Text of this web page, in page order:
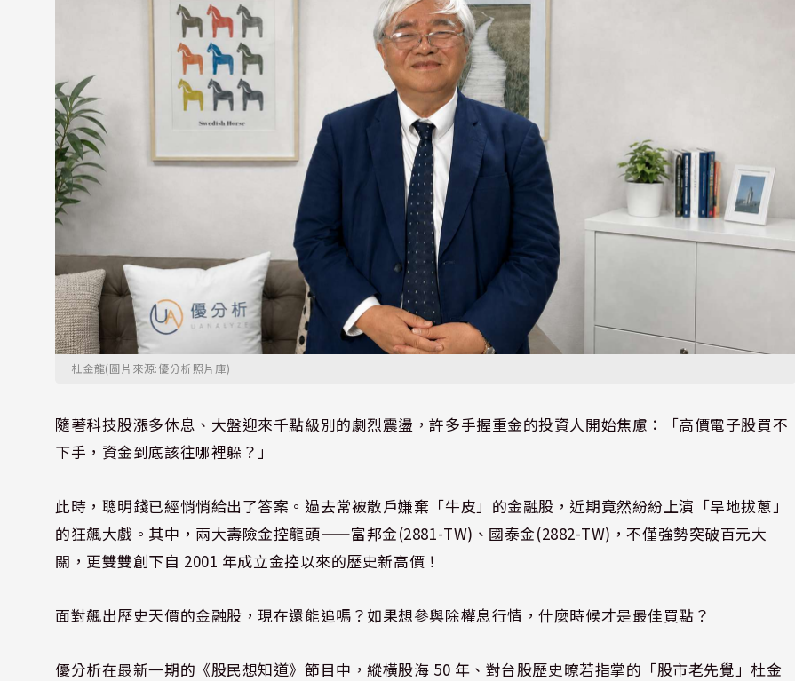
杜金龍(圖片來源:優分析照片庫)
隨著科技股漲多休息、大盤迎來千點級別的劇烈震盪，許多手握重金的投資人開始焦慮：「高價電子股買不
下手，資金到底該往哪裡躲？」
此時，聰明錢已經悄悄給出了答案。過去常被散戶嫌棄「牛皮」的金融股，近期竟然紛紛上演「旱地拔蔥」
的狂飆大戲。其中，兩大壽險金控龍頭——富邦金(2881-TW)、國泰金(2882-TW)，不僅強勢突破百元大
關，更雙雙創下自 2001 年成立金控以來的歷史新高價！
面對飆出歷史天價的金融股，現在還能追嗎？如果想參與除權息行情，什麼時候才是最佳買點？
優分析在最新一期的《股民想知道》節目中，縱橫股海 50 年、對台股歷史暸若指掌的「股市老先覺」杜金